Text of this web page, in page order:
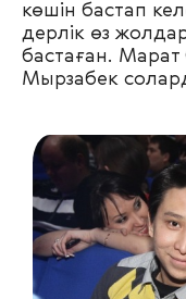
көшін бастап
дерлік өз
бастаған.
Мырзабек